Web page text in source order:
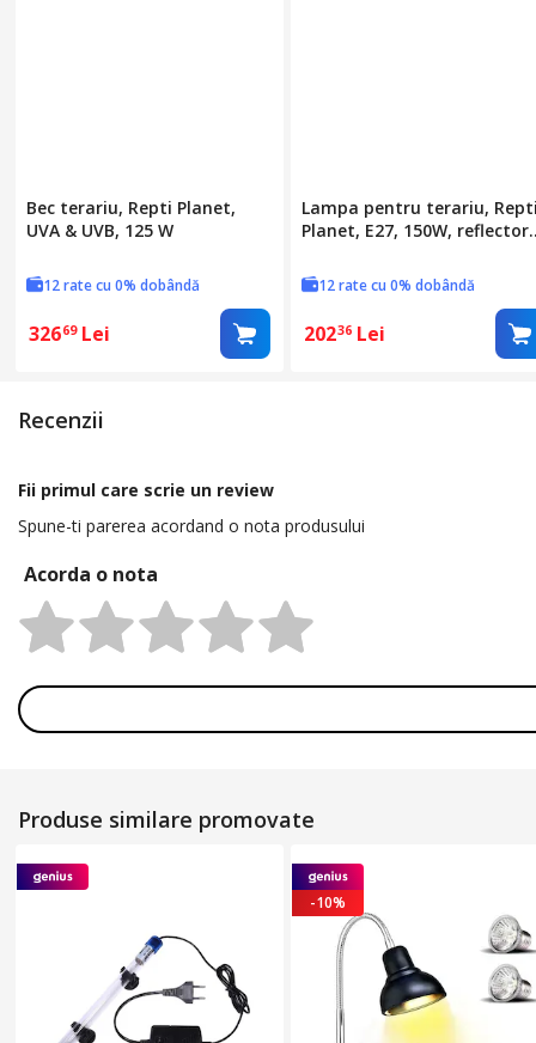
Bec terariu, Repti Planet,
UVA & UVB, 125 W
12 rate cu 0% dobândă
32669 Lei
Lampa pentru terariu,
Planet, E27, 150W, reflector
12 rate cu 0% dobândă
20236 Lei
Recenzii
Fii primul care scrie un review
Spune-ti parerea acordand o nota produsului
Acorda o nota
Produse similare promovate
-10%